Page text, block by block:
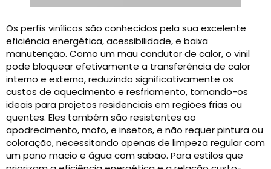
Os perfis vinílicos são conhecidos pela sua excelente
eficiência energética, acessibilidade, e baixa
manutenção. Como um mau condutor de calor, o vinil
pode bloquear efetivamente a transferência de calor
interno e externo, reduzindo significativamente os
custos de aquecimento e resfriamento, tornando-os
ideais para projetos residenciais em regiões frias ou
quentes. Eles também são resistentes ao
apodrecimento, mofo, e insetos, e não requer pintura ou
coloração, necessitando apenas de limpeza regular com
um pano macio e água com sabão. Para estilos que